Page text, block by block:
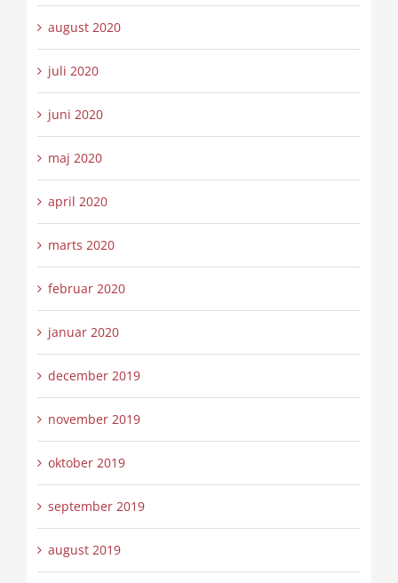
august 2020
juli 2020
juni 2020
maj 2020
april 2020
marts 2020
februar 2020
januar 2020
december 2019
november 2019
oktober 2019
september 2019
august 2019